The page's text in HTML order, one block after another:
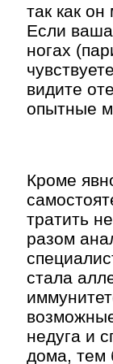
так как
Если
ногах
видите
опытные
Кроме
тратить
разом
стала
недуга и
дома, тем